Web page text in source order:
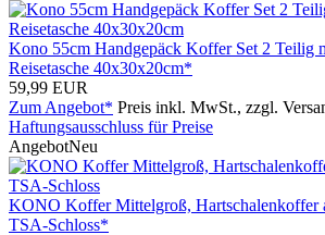
Kono 55cm Handgepäck Koffer Set 2 Teilig
Reisetasche 40x30x20cm*
59,99 EUR
Zum Angebot* Preis inkl. MwSt., zzgl.
Haftungsausschluss für Preise
AngebotNeu
KONO Koffer Mittelgroß, Hartschalenkoffer
TSA-Schloss*